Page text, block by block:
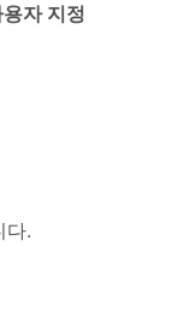
자 지정
다.